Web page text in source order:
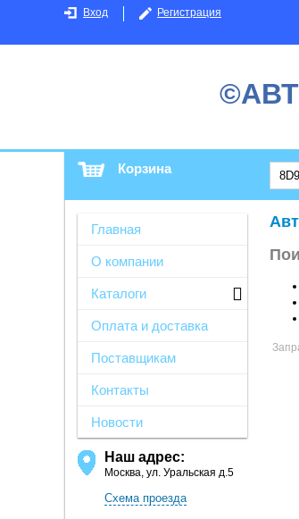
Вход Регистрация
Корзина
Главная
О компании
Каталоги
Оплата и доставка
Поставщикам
Контакты
Новости
Наш адрес:
Москва, ул. Уральская д.5
Схема проезда